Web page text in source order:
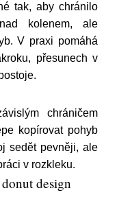
tak, aby chránilo
kolenem, ale
V praxi pomáhá
přesunech v
chráničem
kopírovat pohyb
sedět pevněji, ale
v rozkleku.
design